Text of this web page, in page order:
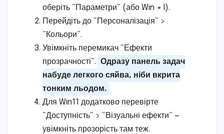
оберіть “Параметри” (або Win + I).
Перейдіть до “Персоналізація” >
“Кольори”.
Увімкніть перемикач “Ефекти
прозрачності”. Одразу панель задач
набуде легкого сяйва, ніби вкрита
тонким льодом.
Для Win11 додатково перевірте
“Доступність” > “Візуальні ефекти” —
увімкніть прозорість там теж.